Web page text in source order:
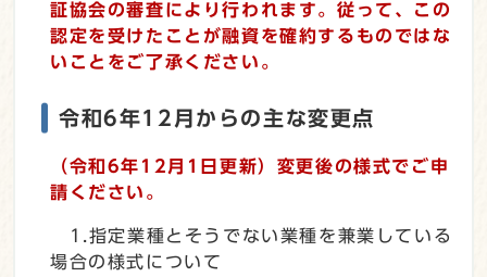
証協会の審査により行われます。従って、この
認定を受けたことが融資を確約するものではな
いことをご了承ください。
令和6年12月からの主な変更点
（令和6年12月1日更新）変更後の様式でご申
請ください。
1.指定業種とそうでない業種を兼業している
場合の様式について